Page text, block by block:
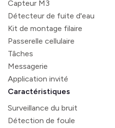
Capteur M3
Détecteur de fuite d'eau
Kit de montage filaire
Passerelle cellulaire
Tâches
Messagerie
Application invité
Caractéristiques
Surveillance du bruit
Détection de foule